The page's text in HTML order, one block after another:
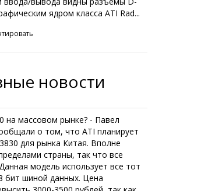
ядром класса ATI Rad...
новости
на массовом рынке? - Павел
о том, что ATI планирует
для рынка Китая. Вполне
страны, так что все
модель использует все тот
бит шиной данных. Цена